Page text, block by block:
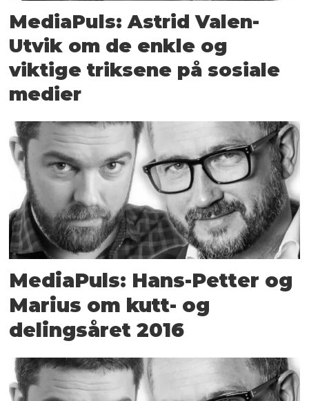
MediaPuls: Astrid Valen-
Utvik om de enkle og
viktige triksene på sosiale
medier
MediaPuls: Hans-Petter og
Marius om kutt- og
delingsåret 2016